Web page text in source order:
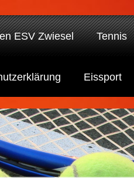
ESV Zwiesel Tennis
Eissport